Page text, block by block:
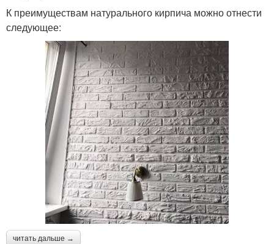
К преимуществам натурального кирпича можно отнести
следующее:
читать дальше →